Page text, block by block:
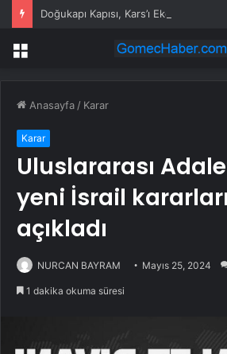
Doğukapı Kapısı, Kars’ı Ekonomik
Menü
Anasayfa / Karar
Karar
Uluslararası
yeni İsrail
açıkladı
NURCAN BAYRAM Mayıs 25, 2024
1 dakika okuma süresi